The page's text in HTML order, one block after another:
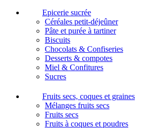
Epicerie sucrée
Céréales petit-déjeûner
Pâte et purée à tartiner
Biscuits
Chocolats & Confiseries
Desserts & compotes
Miel & Confitures
Sucres
Fruits secs, coques et graines
Mélanges fruits secs
Fruits secs
Fruits à coques et poudres